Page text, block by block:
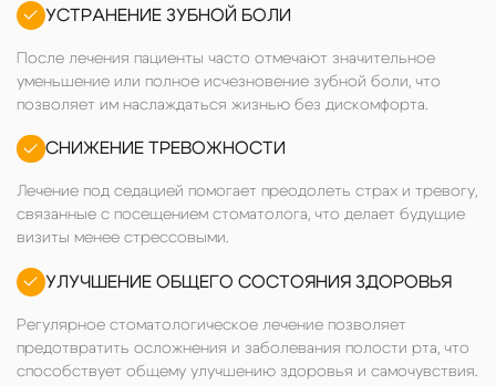
УСТРАНЕНИЕ ЗУБНОЙ БОЛИ
После лечения пациенты часто отмечают значительное
уменьшение или полное исчезновение зубной боли, что
позволяет им наслаждаться жизнью без дискомфорта.
СНИЖЕНИЕ ТРЕВОЖНОСТИ
Лечение под седацией помогает преодолеть страх и тревогу,
связанные с посещением стоматолога, что делает будущие
визиты менее стрессовыми.
УЛУЧШЕНИЕ ОБЩЕГО СОСТОЯНИЯ ЗДОРОВЬЯ
Регулярное стоматологическое лечение позволяет
предотвратить осложнения и заболевания полости рта, что
способствует общему улучшению здоровья и самочувствия.